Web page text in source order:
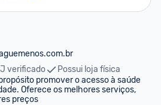
verificado
Possui loja física
promover o acesso à saúde
Oferece os melhores serviços,
preços